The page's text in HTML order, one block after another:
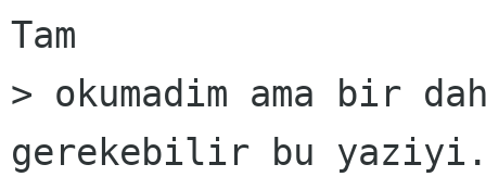
Tam
> okumadim ama bir
gerekebilir bu